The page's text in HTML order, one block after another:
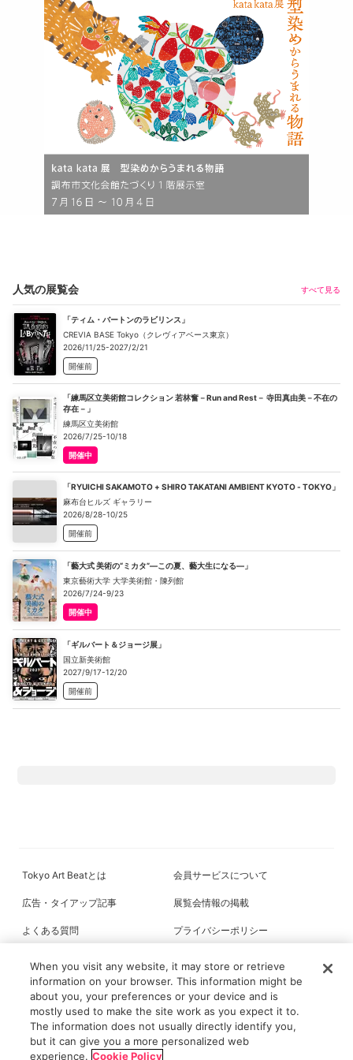
人気の展覧会 すべて見る
「ティム・バートンのラビリンス」
CREVIA BASE Tokyo（クレヴィアベース東京）
2026/11/25-2027/2/21
開催前
「練馬区立美術館コレクション 若林奮－Run and Rest－ 寺田真由美－不在の
存在－」
練馬区立美術館
2026/7/25-10/18
開催中
「RYUICHI SAKAMOTO + SHIRO TAKATANI AMBIENT KYOTO - TOKYO」
麻布台ヒルズ ギャラリー
2026/8/28-10/25
開催前
「藝大式 美術の“ミカタ”―この夏、藝大生になる―」
東京藝術大学 大学美術館・陳列館
2026/7/24-9/23
開催中
「ギルバート＆ジョージ展」
国立新美術館
2027/9/17-12/20
開催前
Tokyo Art Beatとは 会員サービスについて
広告・タイアップ記事 展覧会情報の掲載
よくある質問 プライバシーポリシー
All content on this site is © its respective owner(s). Tokyo Art Beat (2004-
2026).
When you visit any website, it may store or retrieve
information on your browser. This information might be
about you, your preferences or your device and is
mostly used to make the site work as you expect it to.
The information does not usually directly identify you,
but it can give you a more personalized web
experience. Cookie Policy